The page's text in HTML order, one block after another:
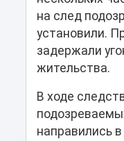
на след
установили.
задержали
жительства.
В ходе
направились